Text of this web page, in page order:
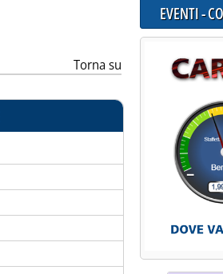
Torna su
EVENTI -